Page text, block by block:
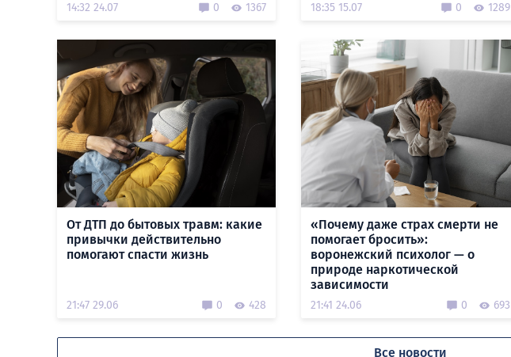
14:32 24.07 0 1367 18:35 15.07 0 1289
От ДТП до бытовых травм: какие
привычки действительно
помогают спасти жизнь
21:47 29.06 0 428
«Почему даже страх смерти не
помогает бросить»:
воронежский психолог — о
природе наркотической
зависимости
21:41 24.06 0 693
Все новости